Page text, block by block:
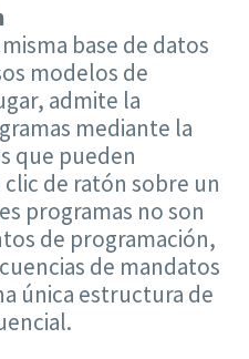
base de datos
modelos de
admite la
mediante la
que pueden
de ratón sobre un
programas no son
de programación,
de mandatos
única estructura de